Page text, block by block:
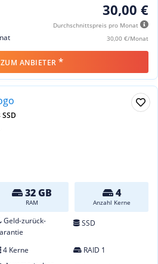
30,00 €
Durchschnittspreis pro Monat
30,00 €/Monat
ZUM ANBIETER *
32 GB
RAM
4
Anzahl Kerne
Geld-zurück-
SSD
4 Kerne
RAID 1